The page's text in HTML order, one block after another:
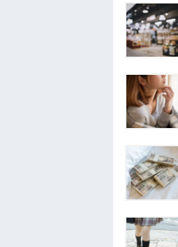
私「ちょ
たから、開
果・・・
私「初め
【GIF】JS
後続車に
んだ！降り
【衝撃】
【ネット
ｗｗｗｗｗ
【愕然】
百年の恋
【悲報】
れ